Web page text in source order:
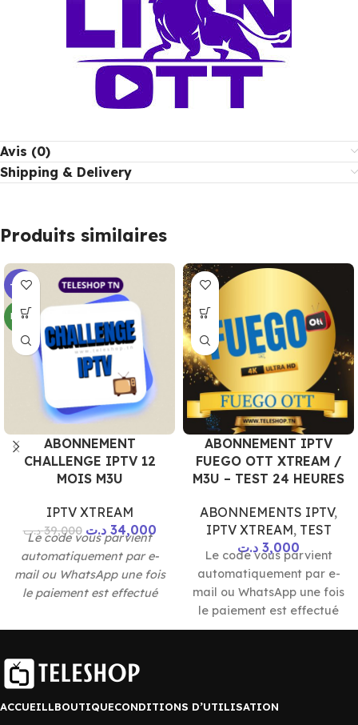
Avis (0)
Shipping & Delivery
Produits similaires
-13%
NEW
ABONNEMENT
CHALLENGE IPTV 12
MOIS M3U
IPTV XTREAM
39,000 د.ت 34,000 د.ت
Le code vous parvient
automatiquement par e-
mail ou WhatsApp une fois
le paiement est effectué
bancaire 🏦 • Mandat
minute 📨 📱 Flouci | Izi
| Kashy | D17💳
ABONNEMENT IPTV
FUEGO OTT XTREAM /
M3U – TEST 24 HEURES
ABONNEMENTS IPTV,
IPTV XTREAM, TEST
3,000 د.ت
Le code vous parvient
automatiquement par e-
mail ou WhatsApp une fois
le paiement est effectué
ACCUEILLBOUTIQUECONDITIONS D’UTILISATION